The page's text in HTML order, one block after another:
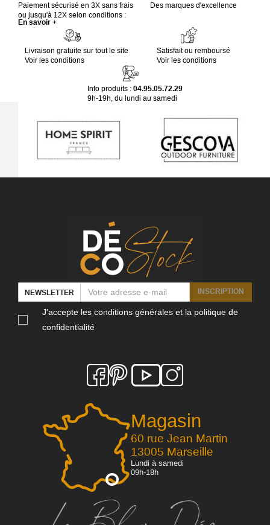
Paiement sécurisé en 3X sans frais
ou jusqu'à 12X selon conditions :
En savoir +
Des marques d'excellence
Livraison gratuite sur tout le site
Voir les conditions
Satisfait ou remboursé
Voir les conditions
Info produits : 04.95.05.72.29
9h-19h, du lundi au samedi
Magasin
60 rue Jean Martin
13005 Marseille
Lundi à samedi
09h-18h
NEWSLETTER INSCRIPTION
J'accepte les conditions générales et la politique de
confidentialité